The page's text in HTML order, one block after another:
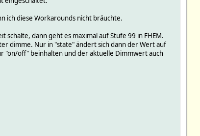
ich diese Workarounds nicht bräuchte.
schalte, dann geht es maximal auf Stufe 99 in FHEM.
dimme. Nur in "state" ändert sich dann der Wert auf
"on/off" beinhalten und der aktuelle Dimmwert auch